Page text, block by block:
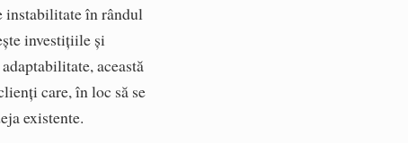
instabilitate în rândul
investițiile și
această
care, în loc să se
existente.